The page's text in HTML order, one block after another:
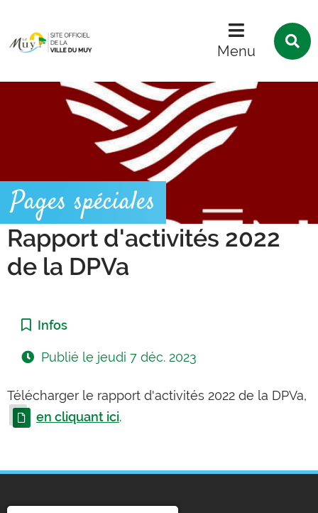
Menu
Pages spéciales
Rapport d'activités 2022
de la DPVa
Catégorie :
Infos
Publié le jeudi 7 déc. 2023
Télécharger le rapport d'activités 2022 de la DPVa,
en cliquant ici.